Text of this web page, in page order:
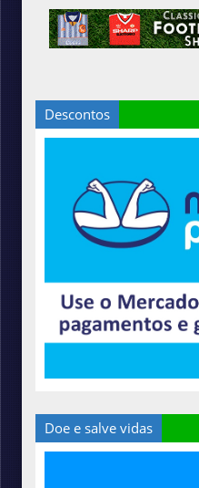
Descontos
Doe e salve vidas